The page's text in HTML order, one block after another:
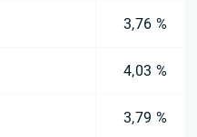
3,76 %
4,03 %
3,79 %